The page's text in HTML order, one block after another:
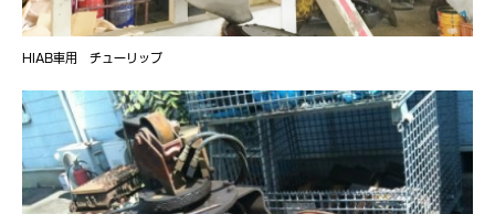
HIAB車用 チューリップ